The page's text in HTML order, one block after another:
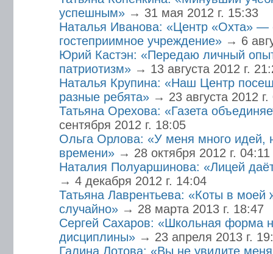
успешным» → 31 мая 2012 г. 15:33
Наталья Иванова: «Центр «Охта» —
гостеприимное учреждение» → 6
Юрий Кастэн: «Передаю личный
патриотизм» → 13 августа 2012 г.
Наталья Крупина: «Наш Центр
разные ребята» → 23 августа 2012 г.
Татьяна Орехова: «Газета
сентября 2012 г. 18:05
Ольга Орлова: «У меня много идей,
времени» → 28 октября 2012 г. 04:11
Наталия Полуаршинова: «Лицей
→ 4 декабря 2012 г. 14:04
Татьяна Лаврентьева: «Коты в моей
случайно» → 28 марта 2013 г. 18:47
Сергей Сахаров: «Школьная форма
дисциплины» → 23 апреля 2013 г.
Галина Лотова: «Вы не увидите меня